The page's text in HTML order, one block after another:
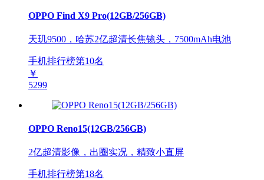
OPPO Find X9 Pro(12GB/256GB)
天玑9500，哈苏2亿超清长焦镜头，7500mAh电池
手机排行榜第10名
￥
5299
OPPO Reno15(12GB/256GB)
2亿超清影像，出圈实况，精致小直屏
手机排行榜第18名